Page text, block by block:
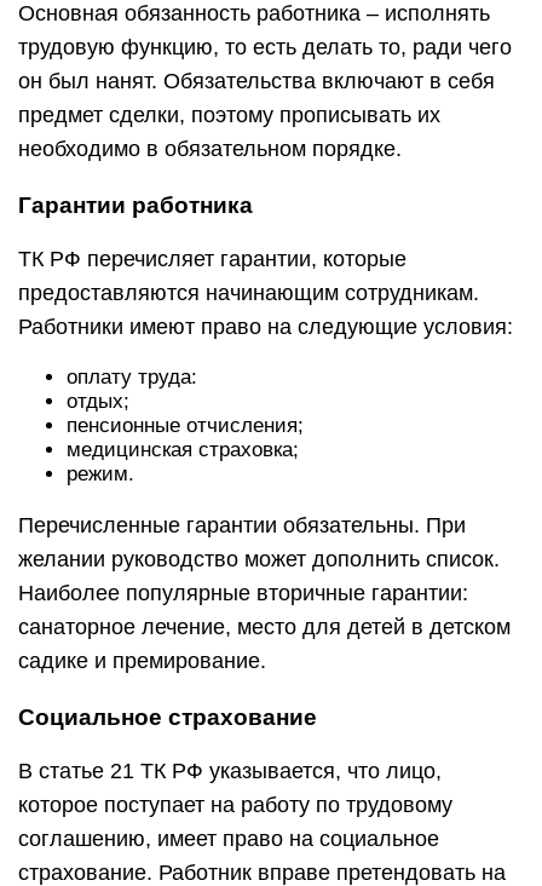
Основная обязанность работника – исполнять
трудовую функцию, то есть делать то, ради чего
он был нанят. Обязательства включают в себя
предмет сделки, поэтому прописывать их
необходимо в обязательном порядке.
Гарантии работника
ТК РФ перечисляет гарантии, которые
предоставляются начинающим сотрудникам.
Работники имеют право на следующие условия:
оплату труда:
отдых;
пенсионные отчисления;
медицинская страховка;
режим.
Перечисленные гарантии обязательны. При
желании руководство может дополнить список.
Наиболее популярные вторичные гарантии:
санаторное лечение, место для детей в детском
садике и премирование.
Социальное страхование
В статье 21 ТК РФ указывается, что лицо,
которое поступает на работу по трудовому
соглашению, имеет право на социальное
страхование. Работник вправе претендовать на